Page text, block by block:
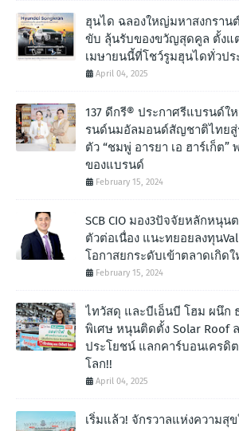
ฮุนได ฉลองใหญ่มหาสงกรา
ขับ ลุ้นรับของขวัญสุดคูล ตั้งแ
เมษายนนี้ที่โชว์รูมฮุนไดทั่วปร
April 04, 2025
137 ดีกรี® ประกาศรีแบรนด์ใ
รนด์นมอัลมอนด์สัญชาติไทยสู่
ตัว “ชมพู่ อารยา เอ ฮาร์เก็ต”
ของแบรนด์
February 15, 2024
SCB CIO มอง3ปัจจัยหลักหนุ
ตัวต่อเนื่อง แนะทยอยลงทุน
โอกาสยกระดับเข้าตลาดเกิดใ
February 15, 2024
ไทวัสดุ และบีเอ็นบี โฮม ผนึก
พิเศษ หนุนติดตั้ง Solar Roof
ประโยชน์ แลกคาร์บอนเครดิ
โลก!!
April 04, 2025
เริ่มแล้ว! จักรวาลแห่งความสุข